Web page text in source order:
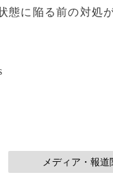
態に陥る前の対処
メディア・報